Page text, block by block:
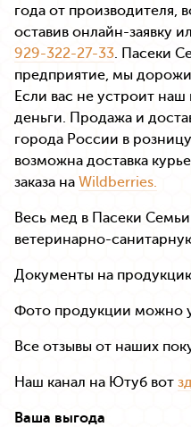
года от производителя,
оставив онлайн-заявку
929-322-27-33. Пасеки
предприятие, мы
Если вас не устроит
деньги. Продажа и
города России в
возможна доставка
заказа на Wildberries.
Весь мед в Пасеки
ветеринарно-
Документы на
Фото продукции можно
Все отзывы от наших
Наш канал на Ютуб вот
Ваша выгода